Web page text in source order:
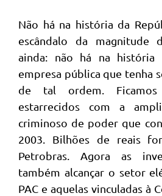
Não há na história da
escândalo da magnitude
ainda: não há na história
empresa pública que tenha
de tal ordem.
estarrecidos com a
criminoso de poder que
2003. Bilhões de reais
Petrobras. Agora as
também alcançar o setor
PAC e aquelas vinculadas à